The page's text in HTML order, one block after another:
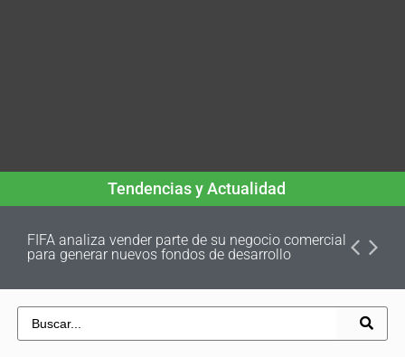
Tendencias y Actualidad
FIFA analiza vender parte de su negocio comercial
para generar nuevos fondos de desarrollo